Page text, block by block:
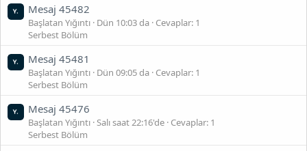
Mesaj 45482
Başlatan Yığıntı Dün 10:03 da Cevaplar: 1
Serbest Bölüm
Mesaj 45481
Başlatan Yığıntı Dün 09:05 da Cevaplar: 1
Serbest Bölüm
Mesaj 45476
Başlatan Yığıntı Salı saat 22:16'de Cevaplar: 1
Serbest Bölüm